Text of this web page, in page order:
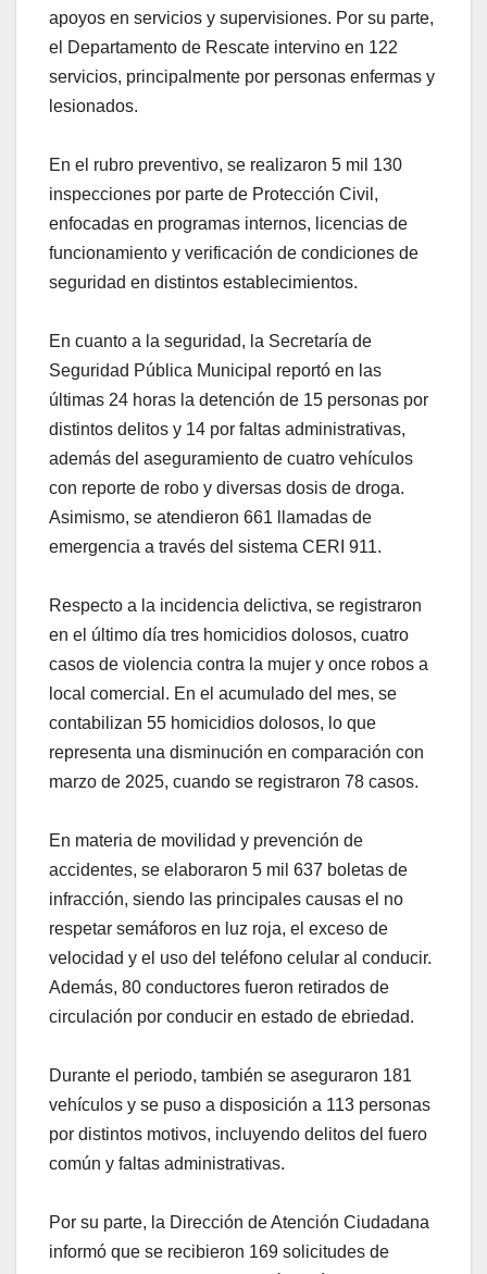
apoyos en servicios y supervisiones. Por su parte,
el Departamento de Rescate intervino en 122
servicios, principalmente por personas enfermas y
lesionados.
En el rubro preventivo, se realizaron 5 mil 130
inspecciones por parte de Protección Civil,
enfocadas en programas internos, licencias de
funcionamiento y verificación de condiciones de
seguridad en distintos establecimientos.
En cuanto a la seguridad, la Secretaría de
Seguridad Pública Municipal reportó en las
últimas 24 horas la detención de 15 personas por
distintos delitos y 14 por faltas administrativas,
además del aseguramiento de cuatro vehículos
con reporte de robo y diversas dosis de droga.
Asimismo, se atendieron 661 llamadas de
emergencia a través del sistema CERI 911.
Respecto a la incidencia delictiva, se registraron
en el último día tres homicidios dolosos, cuatro
casos de violencia contra la mujer y once robos a
local comercial. En el acumulado del mes, se
contabilizan 55 homicidios dolosos, lo que
representa una disminución en comparación con
marzo de 2025, cuando se registraron 78 casos.
En materia de movilidad y prevención de
accidentes, se elaboraron 5 mil 637 boletas de
infracción, siendo las principales causas el no
respetar semáforos en luz roja, el exceso de
velocidad y el uso del teléfono celular al conducir.
Además, 80 conductores fueron retirados de
circulación por conducir en estado de ebriedad.
Durante el periodo, también se aseguraron 181
vehículos y se puso a disposición a 113 personas
por distintos motivos, incluyendo delitos del fuero
común y faltas administrativas.
Por su parte, la Dirección de Atención Ciudadana
informó que se recibieron 169 solicitudes de